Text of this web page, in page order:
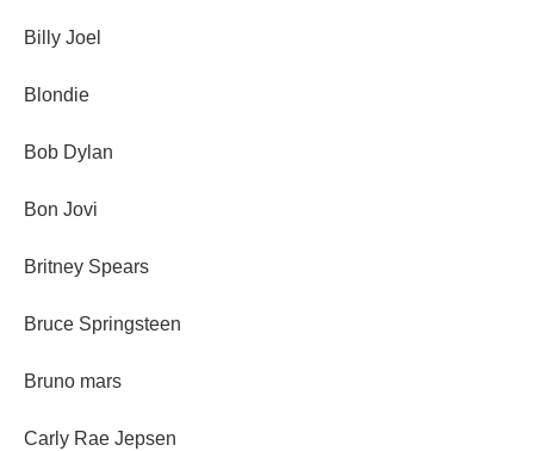
Billy Joel
Blondie
Bob Dylan
Bon Jovi
Britney Spears
Bruce Springsteen
Bruno mars
Carly Rae Jepsen